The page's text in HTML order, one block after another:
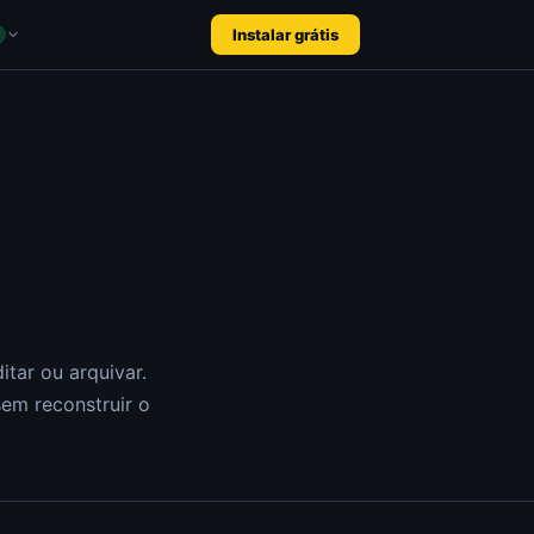
Instalar grátis
ou arquivar.
reconstruir o